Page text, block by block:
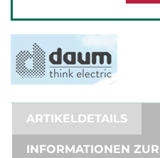
ARTIKELDETAILS
INFORMATIONEN ZUR